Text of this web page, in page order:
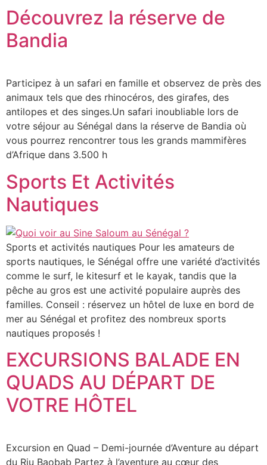
Découvrez la réserve de
Bandia
Participez à un safari en famille et observez de près des
animaux tels que des rhinocéros, des girafes, des
antilopes et des singes.Un safari inoubliable lors de
votre séjour au Sénégal dans la réserve de Bandia où
vous pourrez rencontrer tous les grands mammifères
d’Afrique dans 3.500 h
Sports Et Activités
Nautiques
Sports et activités nautiques Pour les amateurs de
sports nautiques, le Sénégal offre une variété d’activités
comme le surf, le kitesurf et le kayak, tandis que la
pêche au gros est une activité populaire auprès des
familles. Conseil : réservez un hôtel de luxe en bord de
mer au Sénégal et profitez des nombreux sports
nautiques proposés !
EXCURSIONS BALADE EN
QUADS AU DÉPART DE
VOTRE HÔTEL
Excursion en Quad – Demi-journée d’Aventure au départ
du Riu Baobab Partez à l’aventure au cœur des